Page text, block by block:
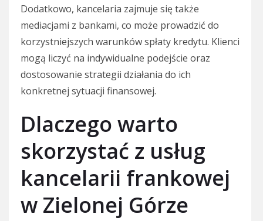
Dodatkowo, kancelaria zajmuje się także
mediacjami z bankami, co może prowadzić do
korzystniejszych warunków spłaty kredytu. Klienci
mogą liczyć na indywidualne podejście oraz
dostosowanie strategii działania do ich
konkretnej sytuacji finansowej.
Dlaczego warto
skorzystać z usług
kancelarii frankowej
w Zielonej Górze